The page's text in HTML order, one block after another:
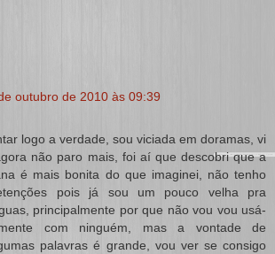
outubro de 2010 às 09:39
logo a verdade, sou viciada em doramas, vi
não paro mais, foi aí que descobri que a
é mais bonita do que imaginei, não tenho
pois já sou um pouco velha pra
principalmente por que não vou vou usá-
com ninguém, mas a vontade de
palavras é grande, vou ver se consigo